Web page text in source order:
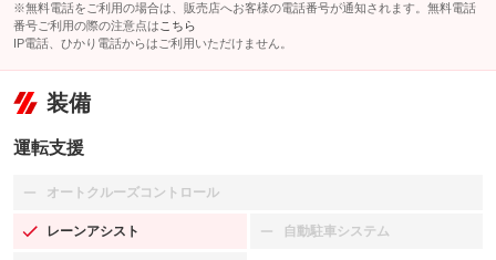
※無料電話をご利用の場合は、販売店へお客様の電話番号が通知されます。無料電話
番号ご利用の際の注意点は こちら
IP電話、ひかり電話からはご利用いただけません。
装備
運転支援
オートクルーズコントロール
：装備なし
レーンアシスト
：装備あり 自動駐車システム
：装備なし